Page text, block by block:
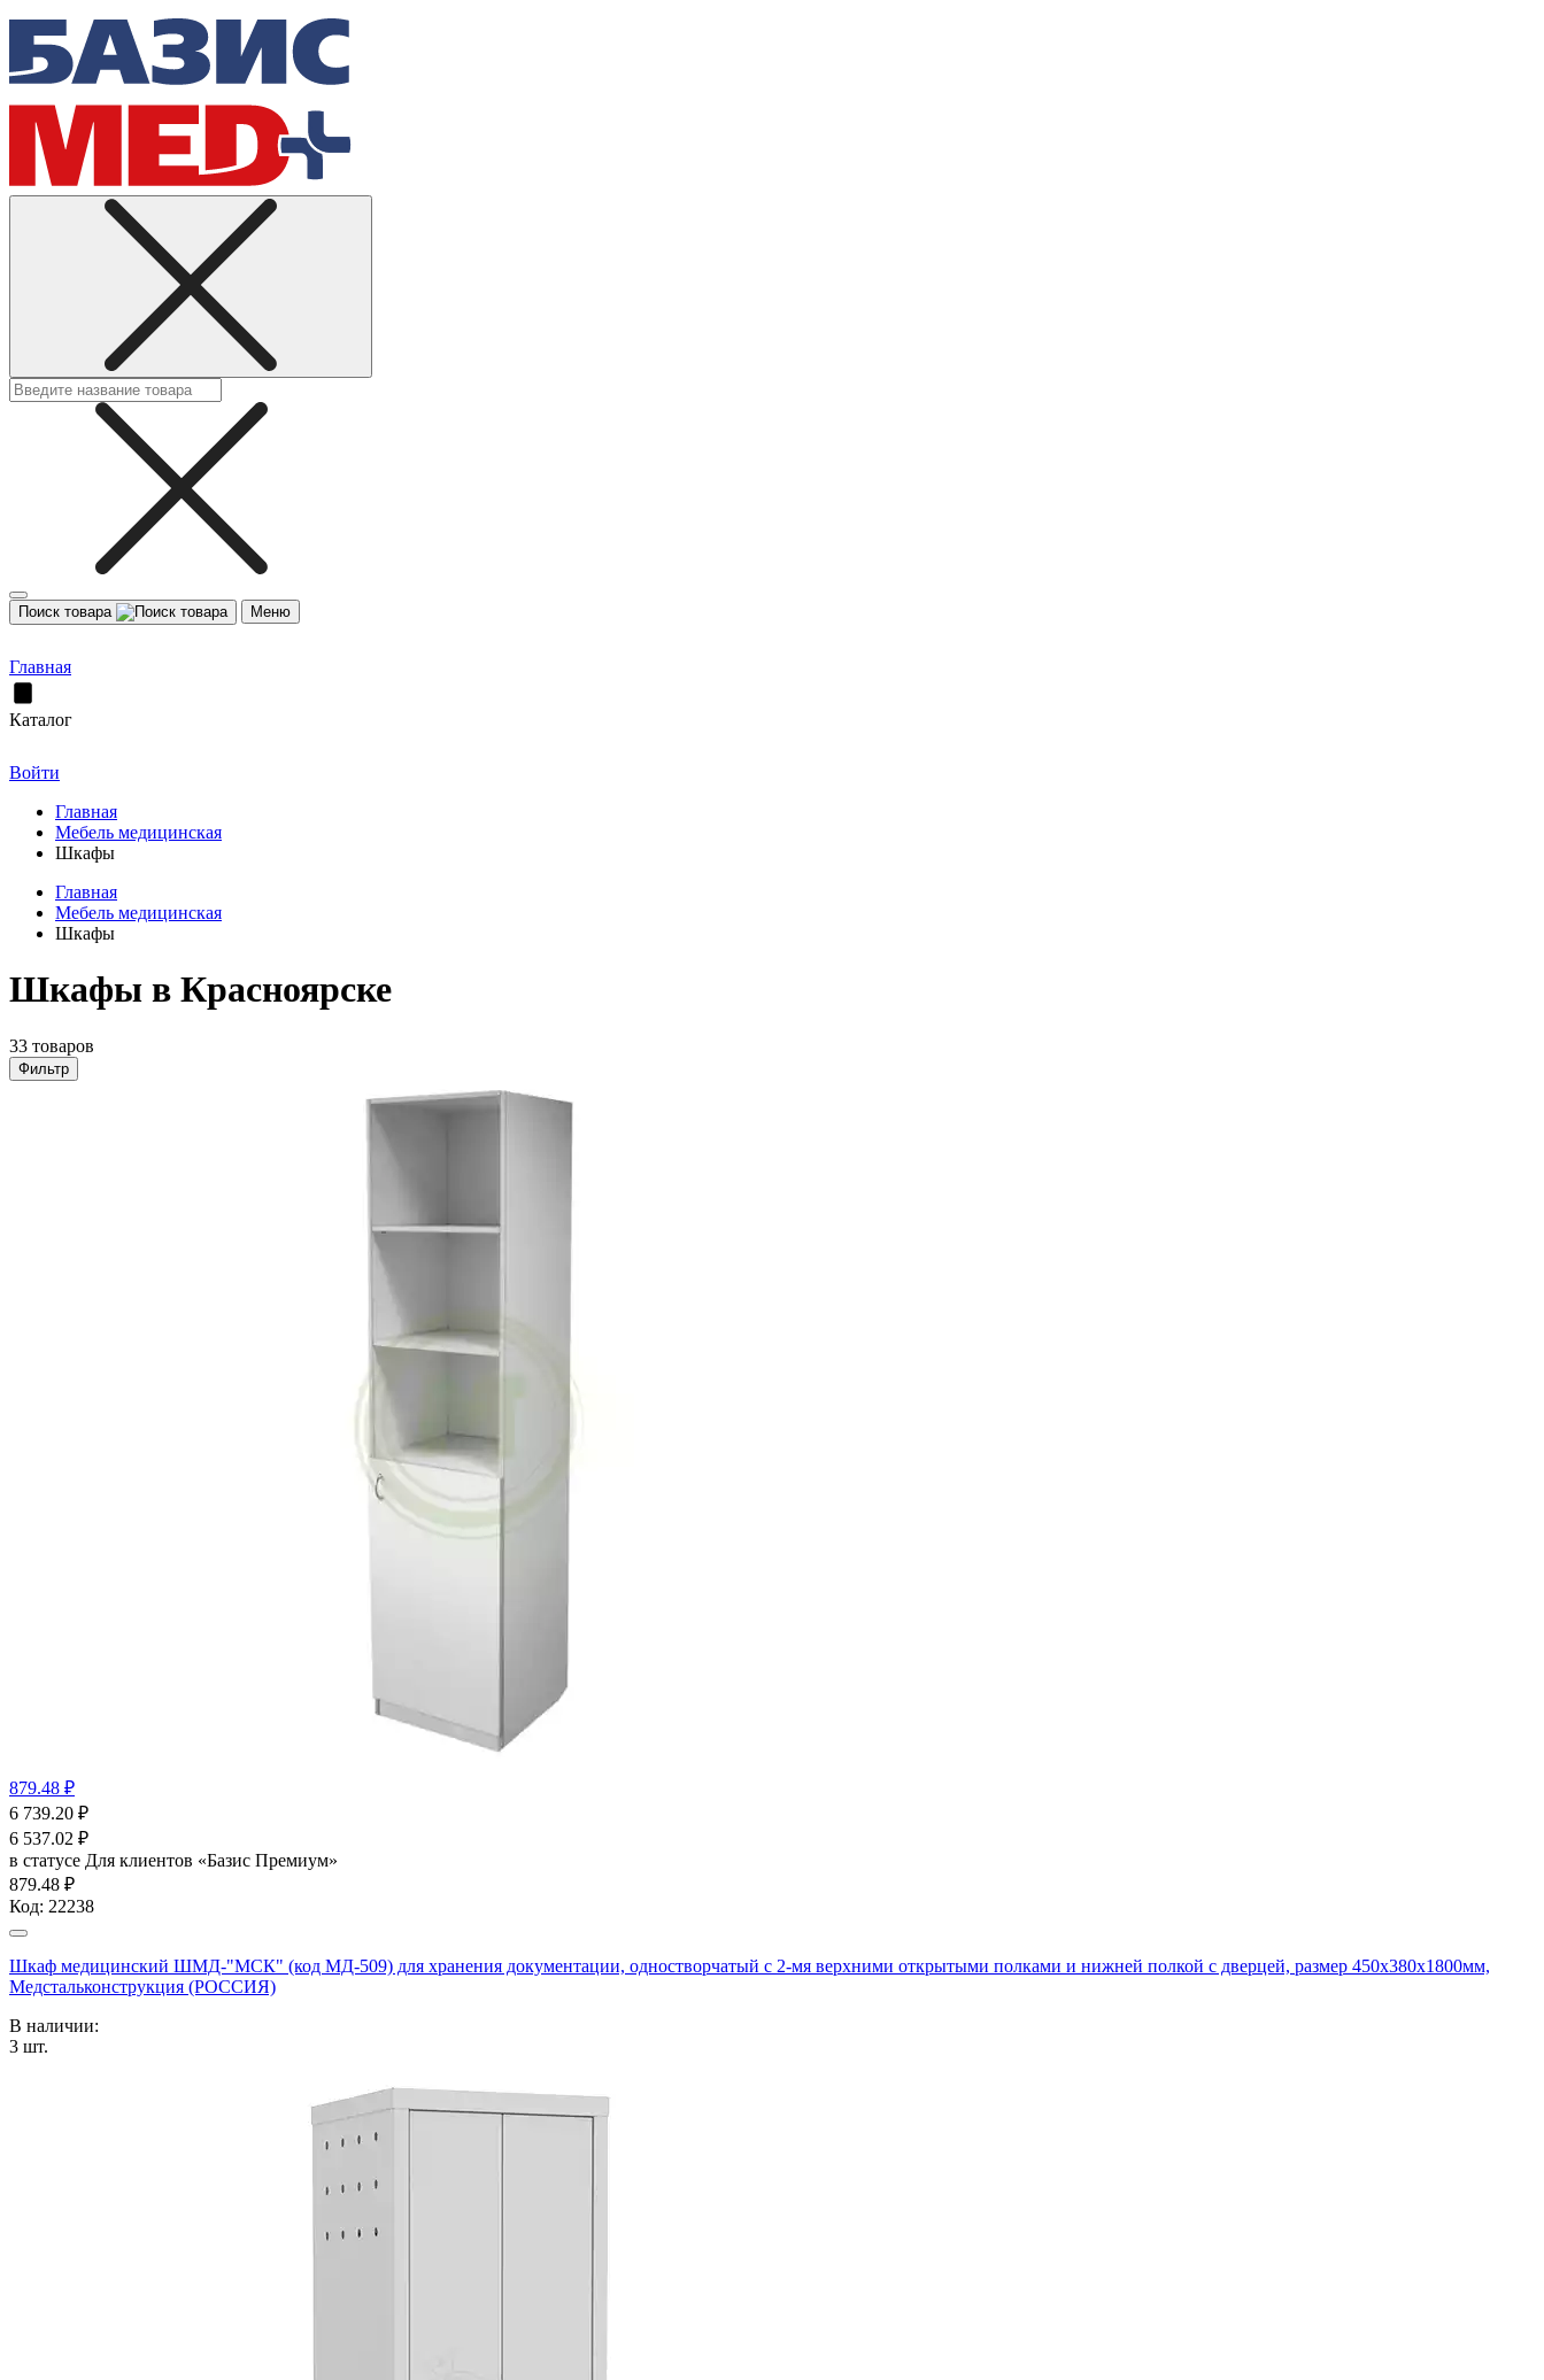
Поиск товара Меню
Главная
Каталог
Войти
Главная
Мебель медицинская
Шкафы
Главная
Мебель медицинская
Шкафы
Шкафы в Красноярске
33 товаров
Фильтр
879.48 ₽
6 739.20 ₽
6 537.02 ₽
в статусе Для клиентов «Базис Премиум»
879.48 ₽
Код: 22238
Шкаф медицинский ШМД-"МСК" (код МД-509) для хранения документации, одностворчатый с 2-мя верхними открытыми полками и нижней полкой с дверцей, размер 450х380х1800мм,
Медстальконструкция (РОССИЯ)
В наличии:
3 шт.